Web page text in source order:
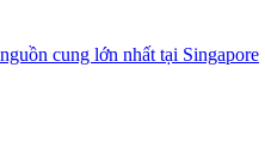
cung lớn nhất tại Singapore